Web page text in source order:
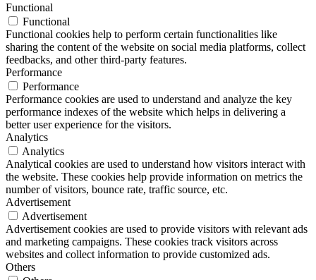
Functional
Functional
Functional cookies help to perform certain functionalities like
sharing the content of the website on social media platforms, collect
feedbacks, and other third-party features.
Performance
Performance
Performance cookies are used to understand and analyze the key
performance indexes of the website which helps in delivering a
better user experience for the visitors.
Analytics
Analytics
Analytical cookies are used to understand how visitors interact with
the website. These cookies help provide information on metrics the
number of visitors, bounce rate, traffic source, etc.
Advertisement
Advertisement
Advertisement cookies are used to provide visitors with relevant ads
and marketing campaigns. These cookies track visitors across
websites and collect information to provide customized ads.
Others